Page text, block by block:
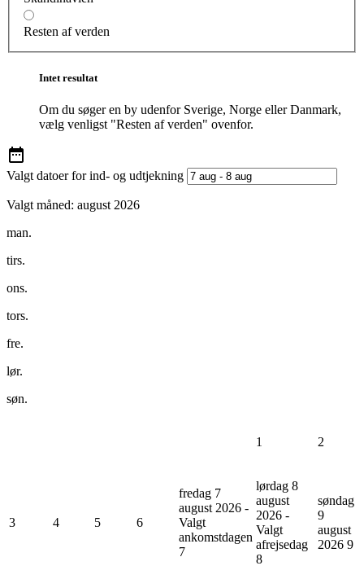
Resten af verden
Intet resultat
Om du søger en by udenfor Sverige, Norge eller Danmark,
vælg venligst "Resten af verden" ovenfor.
Valgt datoer for ind- og udtjekning
Valgt måned: august 2026
man.
tirs.
ons.
tors.
fre.
lør.
søn.
1 2
3 4 5 6
fredag 7
august 2026 -
Valgt
ankomstdagen
7
lørdag 8
august
2026 -
Valgt
afrejsedag
8
søndag
9
august
2026 9